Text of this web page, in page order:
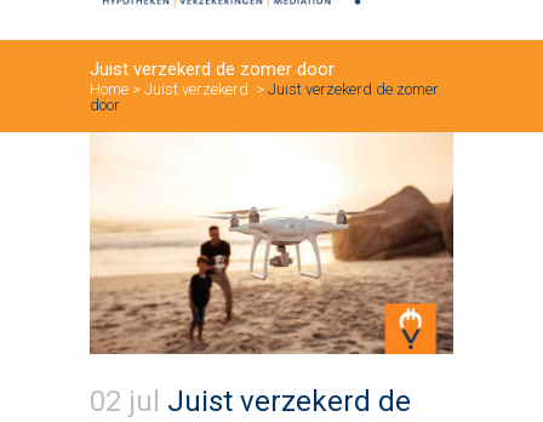
Juist verzekerd de zomer door
Home > Juist verzekerd > Juist verzekerd de zomer
door
02 jul Juist verzekerd de